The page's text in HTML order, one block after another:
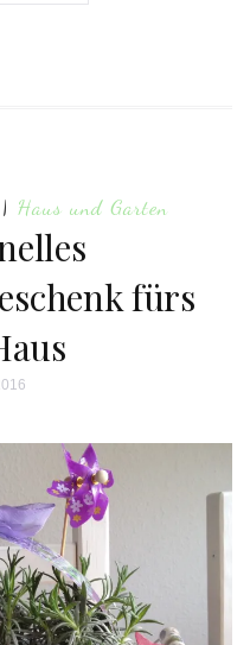
| Haus und Garten
fürs